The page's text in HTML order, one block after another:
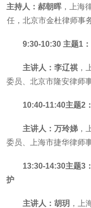
主持人：郝朝晖，上海
任，北京市金杜律师事
9:30-10:30 主题1
主讲人：李辽祺，
委员、北京市隆安律师
10:40-11:40主题2
主讲人：万玲娣，
委员、上海市捷华律师
13:30-14:30主题3
护
主讲人：胡玥 ，上